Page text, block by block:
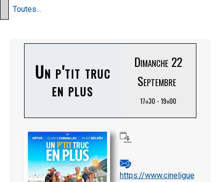
Toutes…
Un p'tit truc
en plus
Dimanche 22
Septembre
17h30 - 19h00
https://www.cineligue